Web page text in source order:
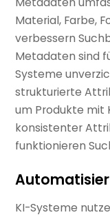
Material, Farbe,
verbessern
Metadaten sind
Systeme
strukturierte
um Produkte mit
konsistenter
funktionieren
KI-Systeme